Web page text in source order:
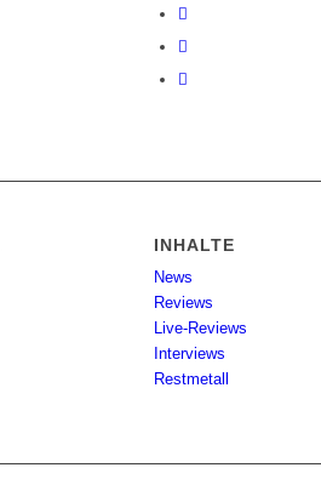
INHALTE
News
Reviews
Live-Reviews
Interviews
Restmetall